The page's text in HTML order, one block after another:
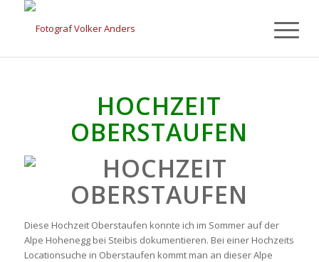
HOCHZEIT
OBERSTAUFEN
Diese Hochzeit Oberstaufen konnte ich im Sommer auf der
Alpe Hohenegg bei Steibis dokumentieren. Bei einer Hochzeits
Locationsuche in Oberstaufen kommt man an dieser Alpe